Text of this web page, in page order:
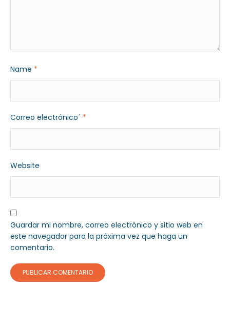
Name *
Correo electrónico´ *
Website
Guardar mi nombre, correo electrónico y sitio web en
este navegador para la próxima vez que haga un
comentario.